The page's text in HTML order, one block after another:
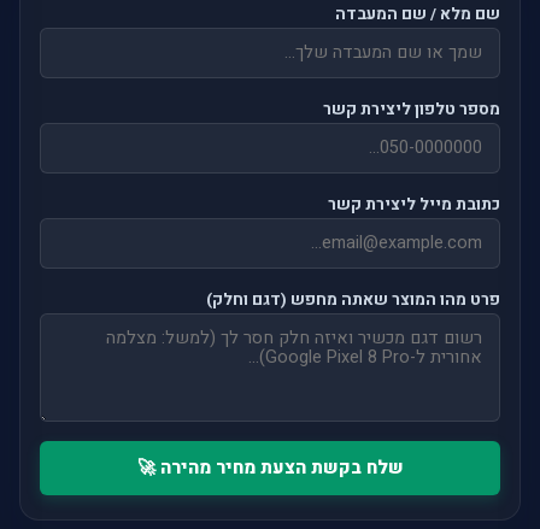
שם מלא / שם המעבדה
מספר טלפון ליצירת קשר
כתובת מייל ליצירת קשר
פרט מהו המוצר שאתה מחפש (דגם וחלק)
שלח בקשת הצעת מחיר מהירה 🚀